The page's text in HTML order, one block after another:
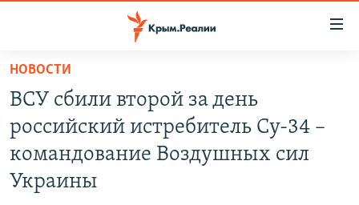
Вернуться
основному
содержанию
Вернутся
главной
НОВОСТИ
ВОДА
ИСТОРИЯ
НОВОСТИ
ВСУ сбили второй за день
российский истребитель Су-34 –
командование Воздушных сил
Украины